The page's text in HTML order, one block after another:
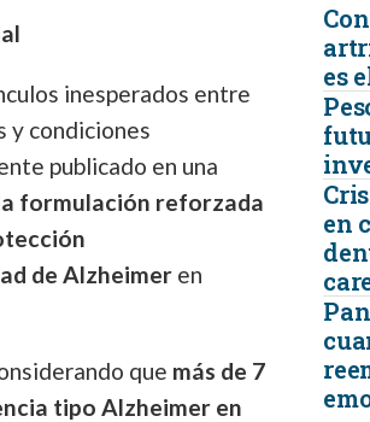
inesperados entre
y condiciones
publicado en una
formulación reforzada
de Alzheimer en
que más de 7
tipo Alzheimer en
es
en